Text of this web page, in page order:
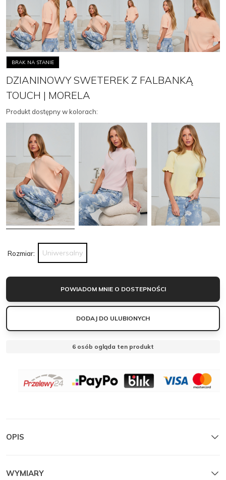
OBSERWUJ
BRAK NA STANIE
DZIANINOWY SWETEREK Z FALBANKĄ
TOUCH | MORELA
Produkt dostępny w kolorach:
Rozmiar: Uniwersalny
POWIADOM MNIE O DOSTEPNOŚCI
DODAJ DO ULUBIONYCH
6 osób ogląda ten produkt
OPIS
WYMIARY